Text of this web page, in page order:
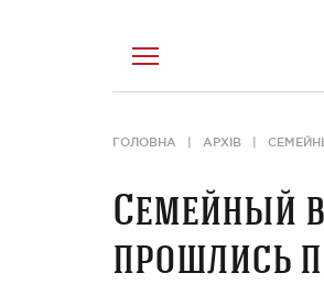
ГОЛОВНА АРХІВ
Семейный
прошлись